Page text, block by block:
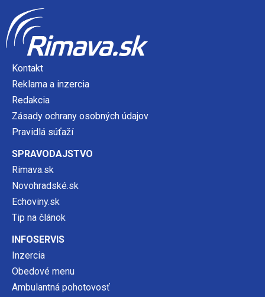
Kontakt
Reklama a inzercia
Redakcia
Zásady ochrany osobných údajov
Pravidlá súťaží
SPRAVODAJSTVO
Rimava.sk
Novohradské.sk
Echoviny.sk
Tip na článok
INFOSERVIS
Inzercia
Obedové menu
Ambulantná pohotovosť